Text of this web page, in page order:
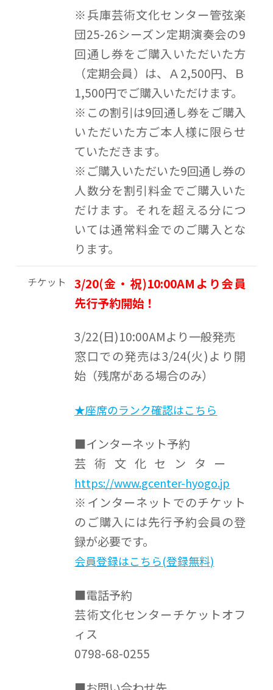
※兵庫芸術文化センター管弦楽
団25-26シーズン定期演奏会の9
回通し券をご購入いただいた方
（定期会員）は、Ａ2,500円、Ｂ
1,500円でご購入いただけます。
※この割引は9回通し券をご購入
いただいた方ご本人様に限らせ
ていただきます。
※ご購入いただいた9回通し券の
人数分を割引料金でご購入いた
だけます。それを超える分につ
いては通常料金でのご購入とな
ります。
チケット
3/20(金・祝)10:00AMより会員
先行予約開始！
3/22(日)10:00AMより一般発売
窓口での発売は3/24(火)より開
始（残席がある場合のみ）
★座席のランク確認はこちら
■インターネット予約
芸術文化センター
https://www.gcenter-hyogo.jp
※インターネットでのチケット
のご購入には先行予約会員の登
録が必要です。
会員登録はこちら(登録無料)
■電話予約
芸術文化センターチケットオフ
ィス
0798-68-0255